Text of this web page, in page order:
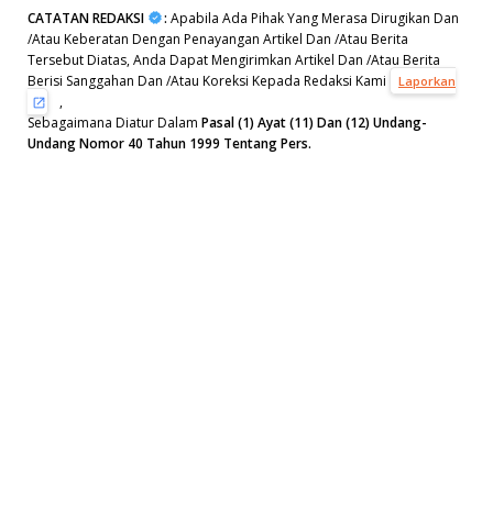
CATATAN REDAKSI : Apabila Ada Pihak Yang Merasa Dirugikan Dan
/Atau Keberatan Dengan Penayangan Artikel Dan /Atau Berita
Tersebut Diatas, Anda Dapat Mengirimkan Artikel Dan /Atau Berita
Berisi Sanggahan Dan /Atau Koreksi Kepada Redaksi Kami
Laporkan
,
Sebagaimana Diatur Dalam Pasal (1) Ayat (11) Dan (12) Undang-
Undang Nomor 40 Tahun 1999 Tentang Pers.